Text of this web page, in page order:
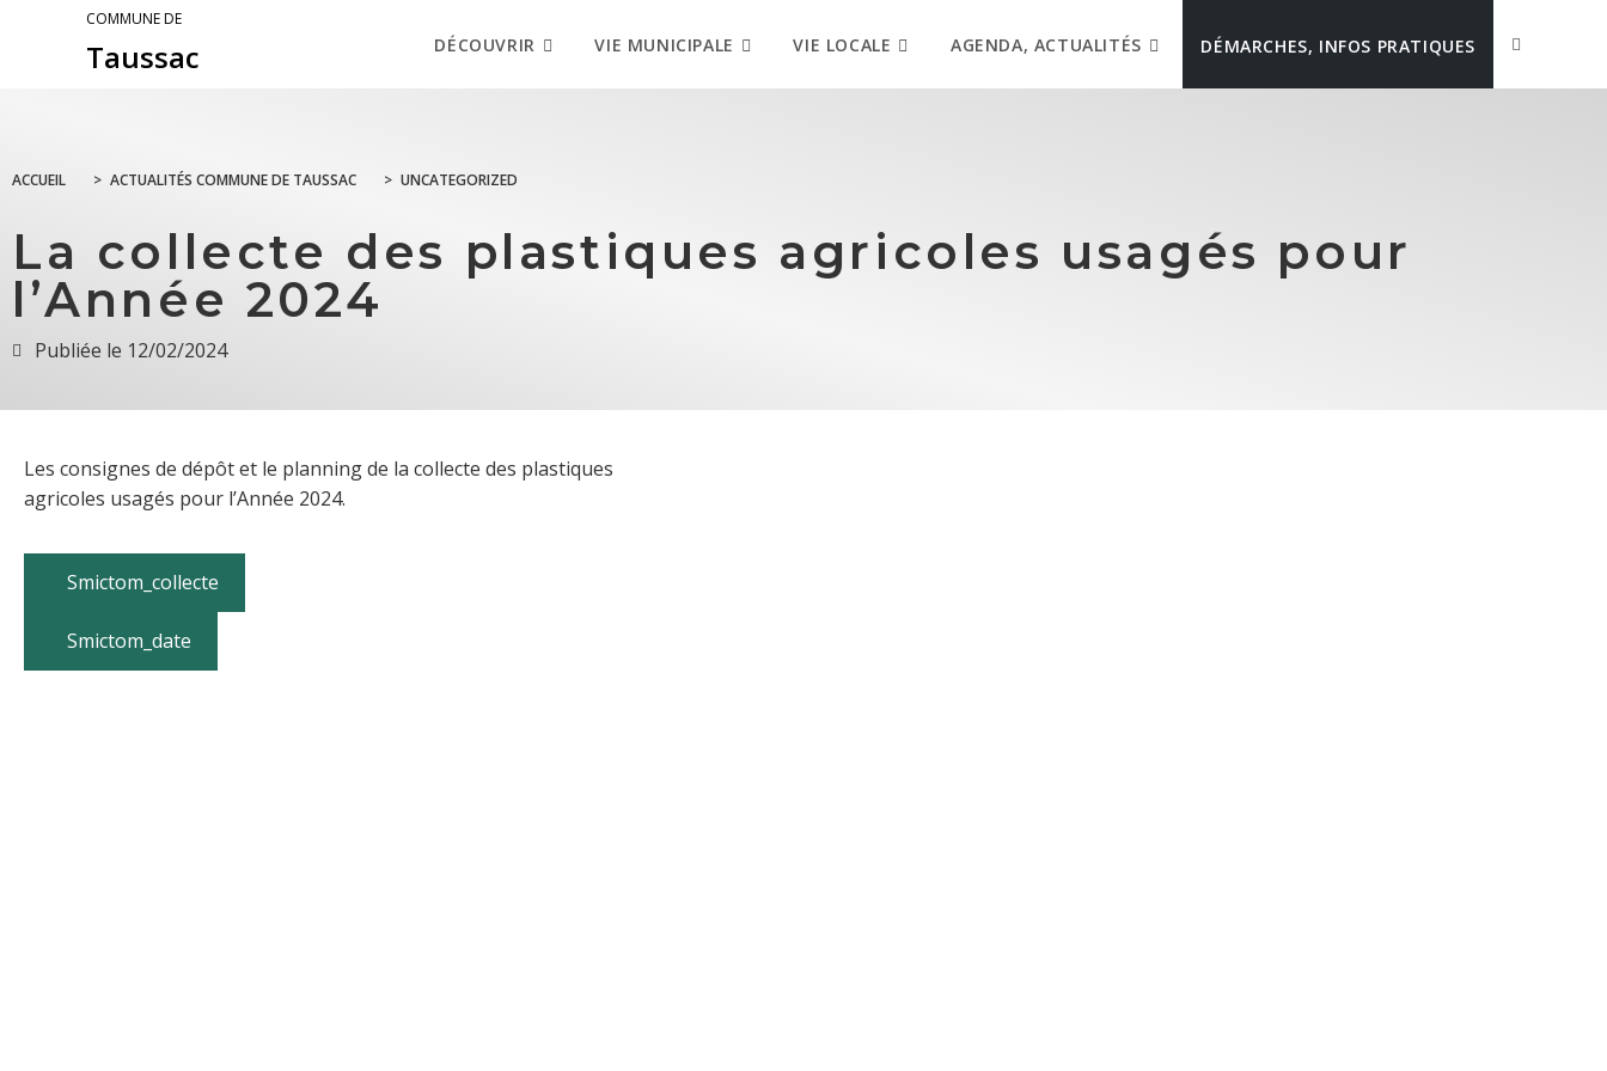
COMMUNE DE
Taussac DÉCOUVRIR VIE MUNICIPALE VIE LOCALE AGENDA, ACTUALITÉS DÉMARCHES, INFOS PRATIQUES
ACCUEIL > ACTUALITÉS COMMUNE DE TAUSSAC > UNCATEGORIZED
La collecte des plastiques agricoles usagés pour
l’Année 2024
Publiée le 12/02/2024
Les consignes de dépôt et le planning de la collecte des plastiques
agricoles usagés pour l’Année 2024.
Smictom_collecte
Smictom_date